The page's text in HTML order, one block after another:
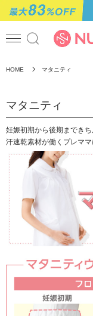
HOME マタニティ
マタニティ
妊娠初期から後期までき
汗速乾素材が働くプレママ